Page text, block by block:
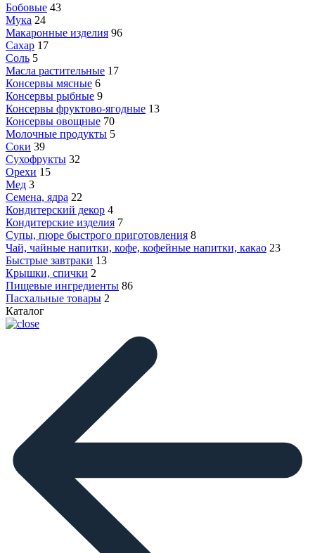
Бобовые 43
Мука 24
Макаронные изделия 96
Сахар 17
Соль 5
Масла растительные 17
Консервы мясные 6
Консервы рыбные 9
Консервы фруктово-ягодные 13
Консервы овощные 70
Молочные продукты 5
Соки 39
Сухофрукты 32
Орехи 15
Мед 3
Семена, ядра 22
Кондитерский декор 4
Кондитерские изделия 7
Супы, пюре быстрого приготовления 8
Чай, чайные напитки, кофе, кофейные напитки, какао 23
Быстрые завтраки 13
Крышки, спички 2
Пищевые ингредиенты 86
Пасхальные товары 2
Каталог